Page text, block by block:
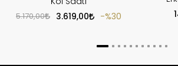
5.170,00 3.619,00 %30